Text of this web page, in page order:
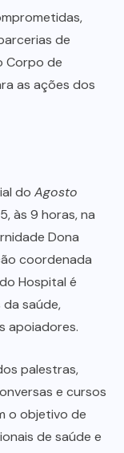
de
Corpo de
as ações dos
do Agosto
às 9 horas, na
Dona
coordenada
Hospital é
saúde,
apoiadores.
palestras,
e cursos
o objetivo de
de saúde e